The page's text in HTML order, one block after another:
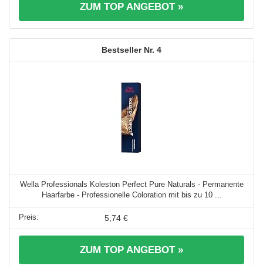
ZUM TOP ANGEBOT »
4
Wella Professionals Koleston Perfect Pure Naturals - Permanente
Haarfarbe - Professionelle Coloration mit bis zu 10 ...
5,74 €
ZUM TOP ANGEBOT »